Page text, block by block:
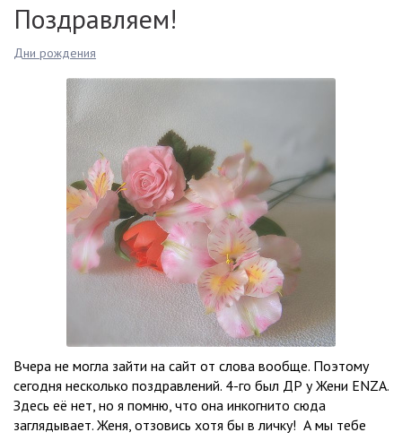
Поздравляем!
Дни рождения
Вчера не могла зайти на сайт от слова вообще. Поэтому
сегодня несколько поздравлений. 4-го был ДР у Жени ENZA.
Здесь её нет, но я помню, что она инкогнито сюда
заглядывает. Женя, отзовись хотя бы в личку! А мы тебе